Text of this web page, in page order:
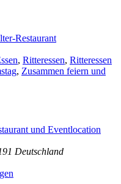
Restaurant
, Ritteressen, Ritteressen
, Zusammen feiern und
und Eventlocation
Deutschland